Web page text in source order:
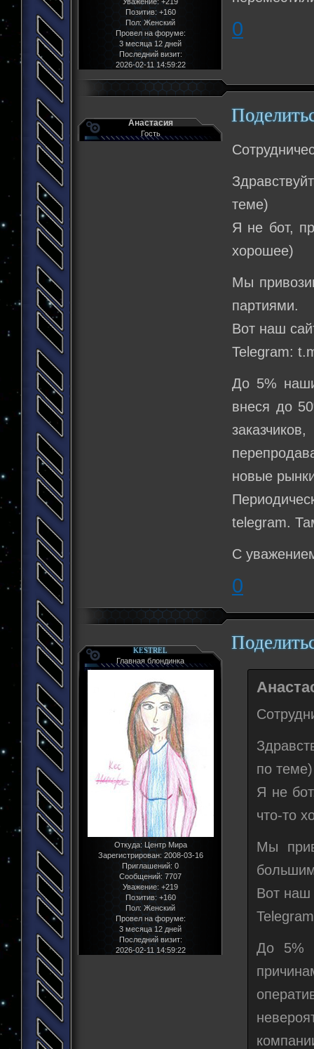
Позитив: +160
Пол:Женский
Провел на форуме:
3 месяца 12 дней
Последний визит:
2026-02-11 14:59:22
0
Анастасия
Гость
теме)
Я не бот,
хорошее)
Мы
партиями.
Вот наш
Telegram:
До 5%
внеся до
новые
telegram.
С
0
KESTREL
Главная блондинка
Откуда: Центр Мира
Зарегистрирован: 2008-03-16
Приглашений: 0
Сообщений: 7707
Уважение: +219
Позитив: +160
Пол:Женский
Провел на форуме:
3 месяца 12 дней
Последний визит:
2026-02-11 14:59:22
по теме)
Я не
что-то
Мы
Вот наш
До 5%